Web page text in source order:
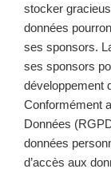
stocker
données
ses sponsors.
ses sponsors
développement
Conformément
Données
données
d’accès aux